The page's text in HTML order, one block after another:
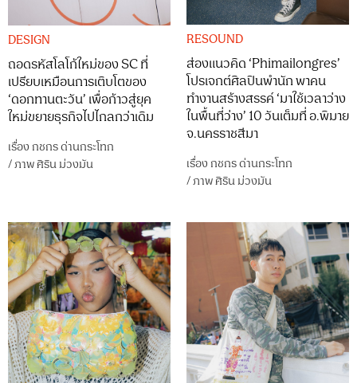
DESIGN
ถอดรหัสโลโก้ใหม่ของ SC ที่
เปรียบเหมือนการเติบโตของ
‘ดอกทานตะวัน’ เพื่อก้าวสู่ยุค
ใหม่ขยายธุรกิจไปไกลกว่าเดิม
เรื่อง กชกร ด่านกระโทก
/ภาพศิริน ม่วงมัน
RESOUND
ส่องแนวคิด ‘Phimailongres’
โปรเจกต์ศิลปินพำนัก พาคน
ทำงานสร้างสรรค์ ‘มาใช้เวลาว่าง
ในพื้นที่ว่าง’ 10 วันเต็มที่ อ.พิมาย
จ.นครราชสีมา
เรื่อง กชกร ด่านกระโทก
/ภาพศิริน ม่วงมัน